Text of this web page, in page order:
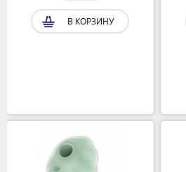
В КОРЗИНУ